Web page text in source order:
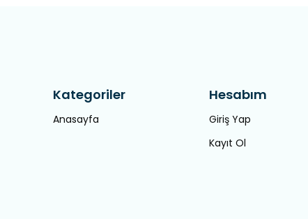
Kategoriler
Anasayfa
Hesabım
Giriş Yap
Kayıt Ol